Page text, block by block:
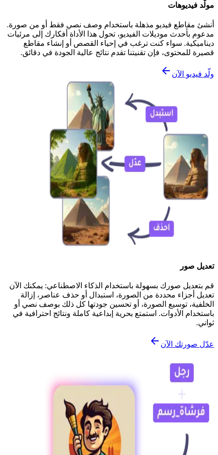
مولّد فيديوهات
أنشئ مقاطع فيديو مذهلة باستخدام وصف نصي فقط أو من صورة.
مدعوم بأحدث موديلات الفيديو، تحول هذا الأداة أفكارك إلى مرئيات
ديناميكية. سواء كنت ترغب في إحياء القصص أو إنشاء مقاطع
قصيرة للمحتوى، فإن تقنيتنا تقدم نتائج عالية الجودة في دقائق.
ولّد فيديو الآن
تعديل صور
قم بتعديل صورك بسهولة باستخدام الذكاء الاصطناعي: يمكنك الآن
تعديل أجزاء محددة من الصورة، استبدال أو حذف عناصر، إزالة
الخلفية، توسيع الصورة، أو تحسين جودتها كل ذلك بوصف نصي أو
باستخدام الأدوات. استمتع بحرية إبداعية كاملة ونتائج احترافية في
ثواني.
عدّل صورتك الآن